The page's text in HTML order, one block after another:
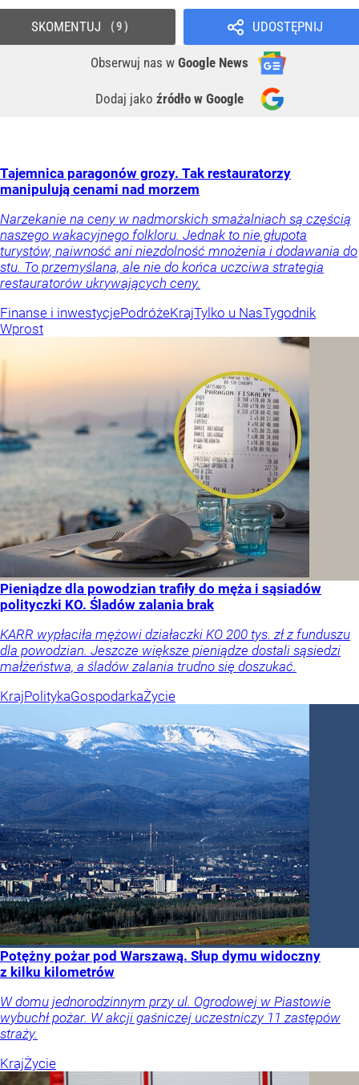
UDOSTĘPNIJ
Obserwuj nas w Google News
Dodaj jako źródło w Google
SKOMENTUJ 9
Tajemnica paragonów grozy. Tak restauratorzy
manipulują cenami nad morzem
Narzekanie na ceny w nadmorskich smażalniach są częścią
naszego wakacyjnego folkloru. Jednak to nie głupota
turystów, naiwność ani niezdolność mnożenia i dodawania do
stu. To przemyślana, ale nie do końca uczciwa strategia
restauratorów ukrywających ceny.
Finanse i inwestycjePodróżeKrajTylko u NasTygodnik
Wprost
Pieniądze dla powodzian trafiły do męża i sąsiadów
polityczki KO. Śladów zalania brak
KARR wypłaciła mężowi działaczki KO 200 tys. zł z funduszu
dla powodzian. Jeszcze większe pieniądze dostali sąsiedzi
małżeństwa, a śladów zalania trudno się doszukać.
KrajPolitykaGospodarkaŻycie
Potężny pożar pod Warszawą. Słup dymu widoczny
z kilku kilometrów
W domu jednorodzinnym przy ul. Ogrodowej w Piastowie
wybuchł pożar. W akcji gaśniczej uczestniczy 11 zastępów
straży.
KrajŻycie